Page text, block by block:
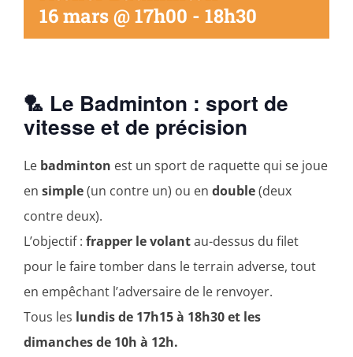
16 mars @ 17h00 - 18h30
🏸 Le Badminton : sport de
vitesse et de précision
Le badminton est un sport de raquette qui se joue
en simple(un contre un) ou en double(deux
contre deux).
L’objectif : frapper le volantau-dessus du filet
pour le faire tomber dans le terrain adverse, tout
en empêchant l’adversaire de le renvoyer.
Tous les lundis de 17h15 à 18h30 et les
dimanches de 10h à 12h.